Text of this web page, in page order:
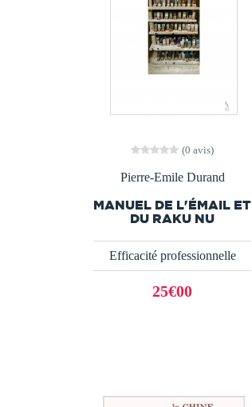
(0 avis)
Pierre-Emile Durand
MANUEL DE L'ÉMAIL ET
DU RAKU NU
Efficacité professionnelle
25€00